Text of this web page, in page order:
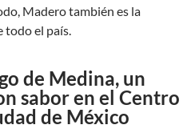
Madero también es la
todo el país.
de Medina, un
sabor en el Centro
de México